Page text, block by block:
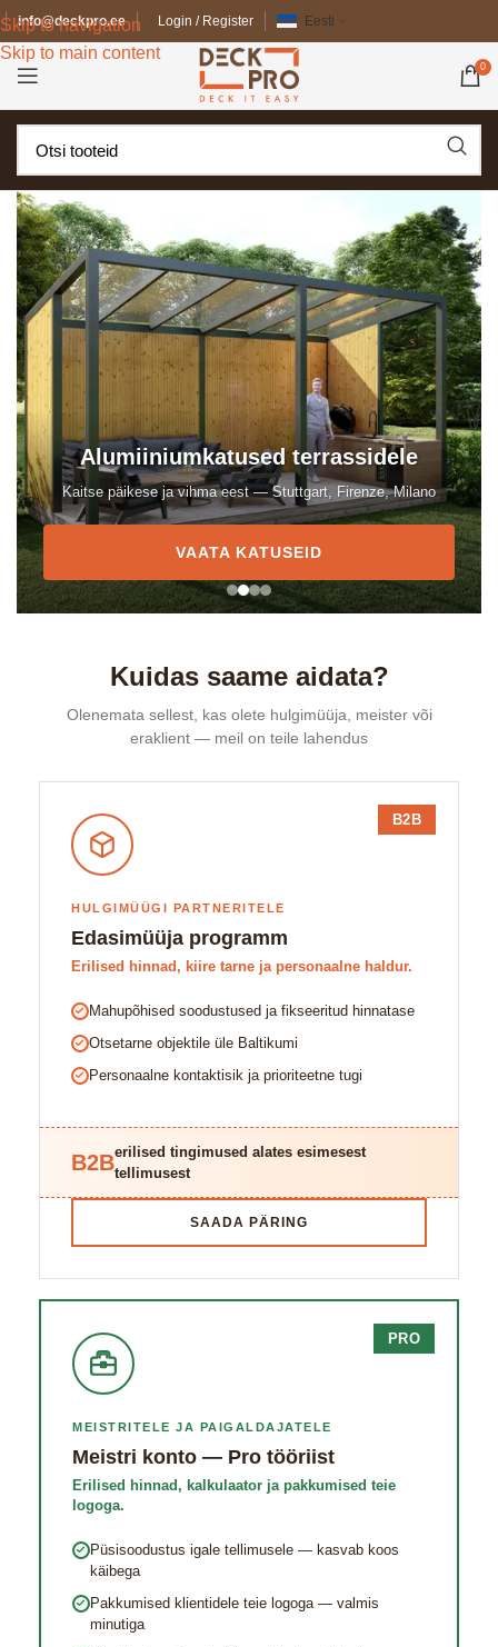
Skip to navigation
Skip to main content
info@deckpro.ee Login / Register Eesti
0
Alumiiniumkatused terrassidele
Kaitse päikese ja vihma eest — Stuttgart, Firenze, Milano
VAATA KATUSEID
Kuidas saame aidata?
Olenemata sellest, kas olete hulgimüüja, meister või
eraklient — meil on teile lahendus
B2B
HULGIMÜÜGI PARTNERITELE
Edasimüüja programm
Erilised hinnad, kiire tarne ja personaalne haldur.
Mahupõhised soodustused ja fikseeritud hinnatase
Otsetarne objektile üle Baltikumi
Personaalne kontaktisik ja prioriteetne tugi
B2Berilised tingimused alates esimesest
tellimusest
SAADA PÄRING
PRO
MEISTRITELE JA PAIGALDAJATELE
Meistri konto — Pro tööriist
Erilised hinnad, kalkulaator ja pakkumised teie
logoga.
Püsisoodustus igale tellimusele — kasvab koos
käibega
Pakkumised klientidele teie logoga — valmis
minutiga